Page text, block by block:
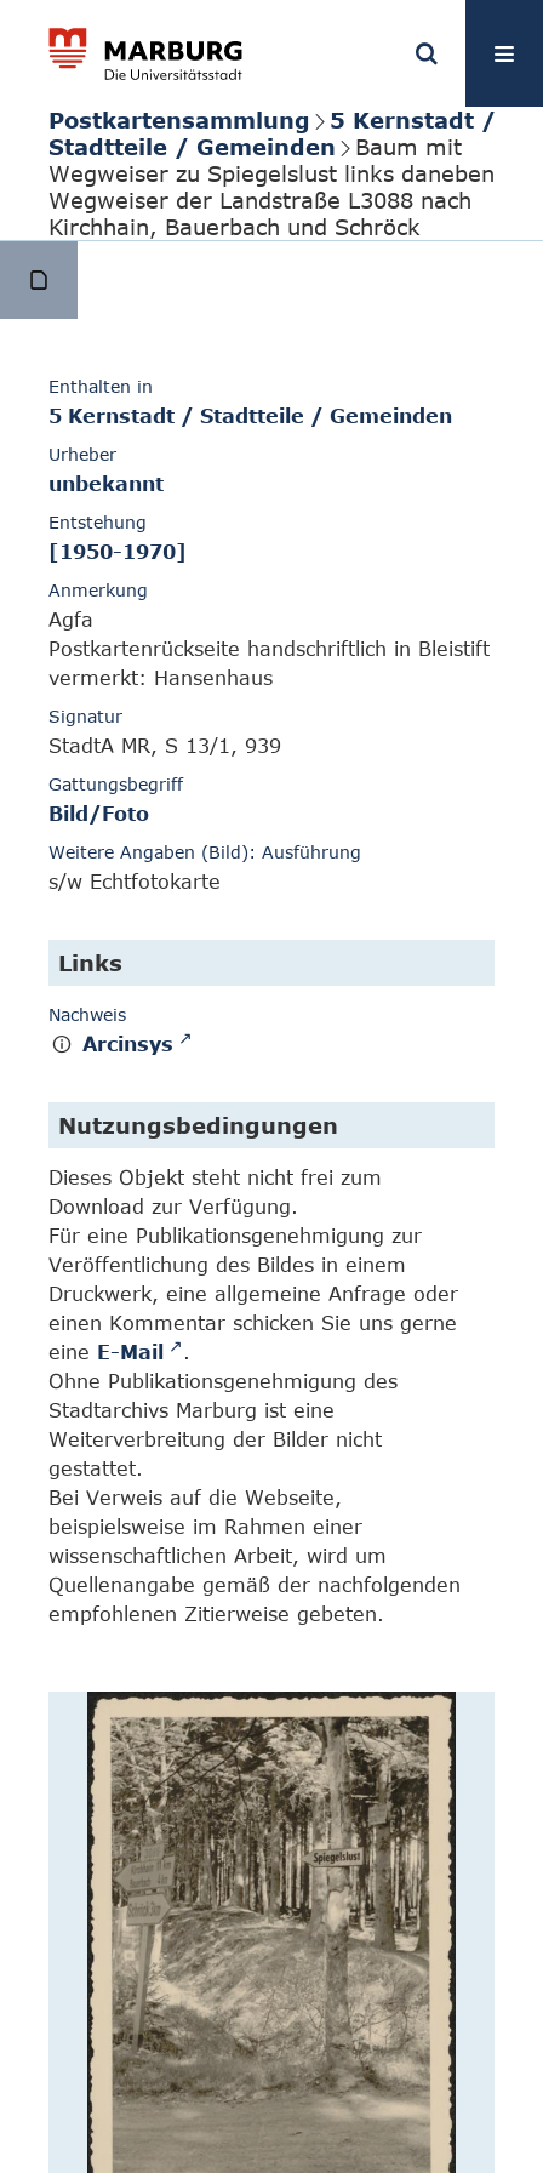
Postkartensammlung
5 Kernstadt /
Stadtteile / Gemeinden
Baum mit
Wegweiser zu Spiegelslust links daneben
Wegweiser der Landstraße L3088 nach
Kirchhain, Bauerbach und Schröck
Enthalten in
5 Kernstadt / Stadtteile / Gemeinden
Urheber
unbekannt
Entstehung
[1950-1970]
Anmerkung
Agfa
Postkartenrückseite handschriftlich in Bleistift
vermerkt: Hansenhaus
Signatur
StadtA MR, S 13/1, 939
Gattungsbegriff
Bild/Foto
Weitere Angaben (Bild): Ausführung
s/w Echtfotokarte
Links
Nachweis
Arcinsys
Nutzungsbedingungen
Dieses Objekt steht nicht frei zum
Download zur Verfügung.
Für eine Publikationsgenehmigung zur
Veröffentlichung des Bildes in einem
Druckwerk, eine allgemeine Anfrage oder
einen Kommentar schicken Sie uns gerne
eine E-Mail
.
Ohne Publikationsgenehmigung des
Stadtarchivs Marburg ist eine
Weiterverbreitung der Bilder nicht
gestattet.
Bei Verweis auf die Webseite,
beispielsweise im Rahmen einer
wissenschaftlichen Arbeit, wird um
Quellenangabe gemäß der nachfolgenden
empfohlenen Zitierweise gebeten.